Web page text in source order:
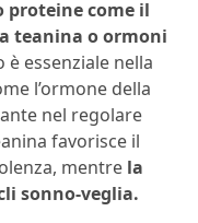
proteine come il
teanina o ormoni
essenziale nella
l’ormone della
nel regolare
favorisce il
mentre la
sonno-veglia.